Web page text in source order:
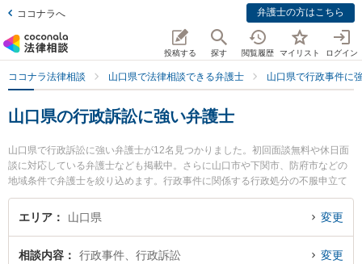
ココナラへ 弁護士の方はこちら
投稿する 探す 閲覧履歴 マイリスト ログイン
ココナラ法律相談 山口県で法律相談できる弁護士 山口県で行政事件に
山口県の行政訴訟に強い弁護士
山口県で行政訴訟に強い弁護士が12名見つかりました。初回面談無料や休日面
談に対応している弁護士なども掲載中。さらに山口市や下関市、防府市などの
地域条件で弁護士を絞り込めます。行政事件に関係する行政処分の不服申立て
や住民訴訟、抗告訴訟（処分取り消し等）等の細かな分野での絞り込み検索も
でき便利です。特に弁護士法人ＯＮＥ 下関オフィスの三島 大樹弁護士や弁護士
口県で土日や夜間に発生した行政訴訟のトラブルを今すぐに弁護士に相談した
エリア 山口県 変更
相談内容 行政事件、行政訴訟 変更